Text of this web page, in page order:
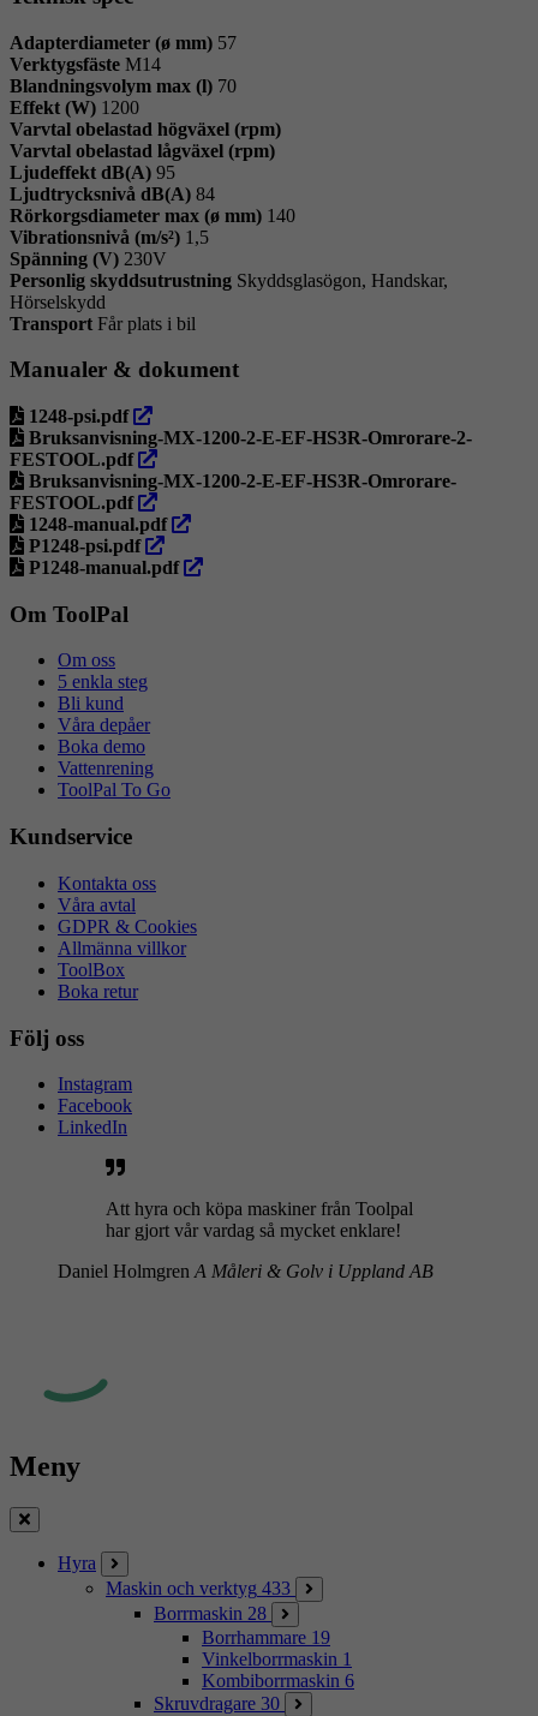
Adapterdiameter (ø mm) 57
Verktygsfäste M14
Blandningsvolym max (l) 70
Effekt (W) 1200
Varvtal obelastad högväxel (rpm)
Varvtal obelastad lågväxel (rpm)
Ljudeffekt dB(A) 95
Ljudtrycksnivå dB(A) 84
Rörkorgsdiameter max (ø mm) 140
Vibrationsnivå (m/s²) 1,5
Spänning (V) 230V
Personlig skyddsutrustning Skyddsglasögon, Handskar,
Hörselskydd
Transport Får plats i bil
Manualer & dokument
1248-psi.pdf öppna
i
ny
flik
Bruksanvisning-MX-1200-2-E-EF-HS3R-Omrorare-2-
FESTOOL.pdf öppna
i
ny
flik
Bruksanvisning-MX-1200-2-E-EF-HS3R-Omrorare-
FESTOOL.pdf öppna
i
ny
flik
1248-manual.pdf öppna
ny
P1248-psi.pdf öppna
i
P1248-manual.pdf öppna
Om ToolPal
Om oss
5 enkla steg
Bli kund
Våra depåer
Boka demo
Vattenrening
ToolPal To Go
Kundservice
Kontakta oss
Våra avtal
GDPR & Cookies
Allmänna villkor
ToolBox
Boka retur
Följ oss
Instagram
Facebook
LinkedIn
Att hyra och köpa maskiner från Toolpal
har gjort vår vardag så mycket enklare!
Daniel Holmgren A Måleri & Golv i Uppland AB
Meny
Stäng
Hyra
Maskin och verktyg 433
Borrmaskin 28
Borrhammare 19
Vinkelborrmaskin 1
Kombiborrmaskin 6
Skruvdragare 30